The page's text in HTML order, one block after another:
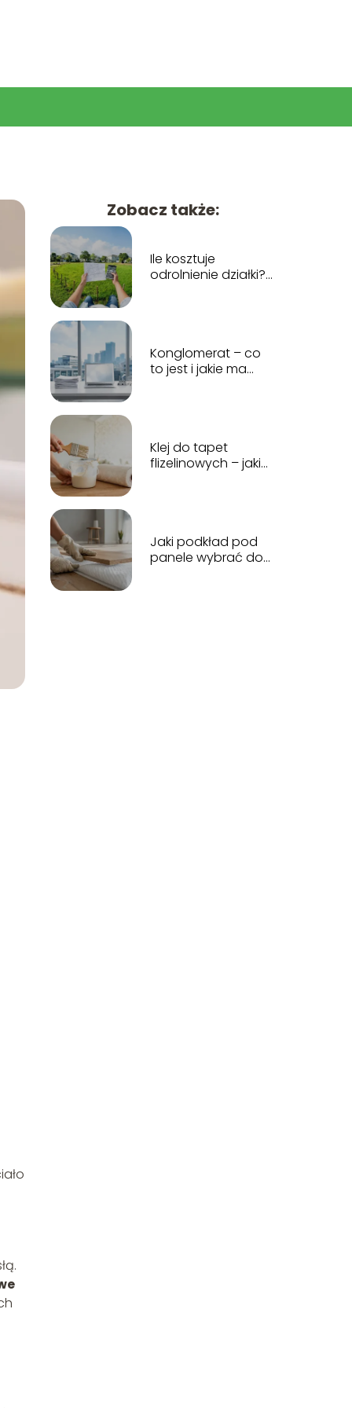
Zobacz także:
Ile kosztuje
odrolnienie działki?
Konglomerat – co
to jest i jakie ma
Klej do tapet
flizelinowych – jaki
Jaki podkład pod
panele wybrać do